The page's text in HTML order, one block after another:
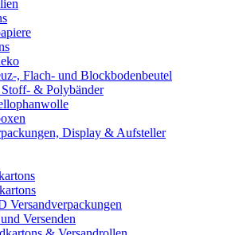
, Flach- und Blockbodenbeutel
& Polybänder
Display & Aufsteller
Versandverpackungen
Versenden